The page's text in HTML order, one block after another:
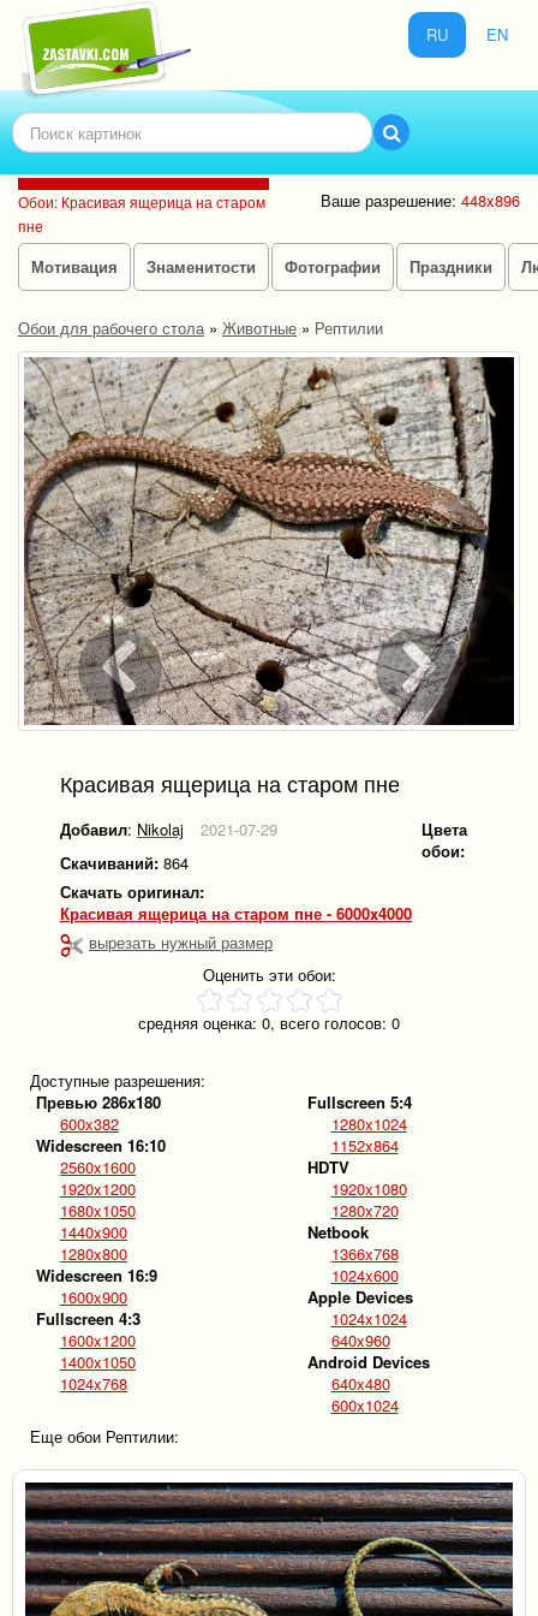
RU EN
Обои: Красивая ящерица на старом
пне
Ваше разрешение: 448x896
Мотивация Знаменитости Фотографии Праздники
Обои для рабочего стола» Животные » Рептилии
Красивая ящерица на старом пне
Добавил: Nikolaj
2021-07-29
Скачиваний: 864
Скачать оригинал:
Красивая ящерица на старом пне - 6000x4000
вырезать нужный размер
Цвета
обои:
Оценить эти обои:
средняя оценка: 0, всего голосов: 0
Доступные разрешения:
Превью 286x180
600x382
Widescreen 16:10
2560x1600
1920x1200
1680x1050
1440x900
1280x800
Widescreen 16:9
1600x900
Fullscreen 4:3
1600x1200
1400x1050
1024x768
Fullscreen 5:4
1280x1024
1152x864
HDTV
1920x1080
1280x720
Netbook
1366x768
1024x600
Apple Devices
1024x1024
640x960
Android Devices
640x480
600x1024
Еще обои Рептилии: